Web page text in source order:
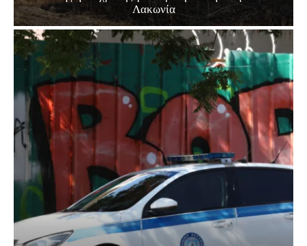
Λακωνία